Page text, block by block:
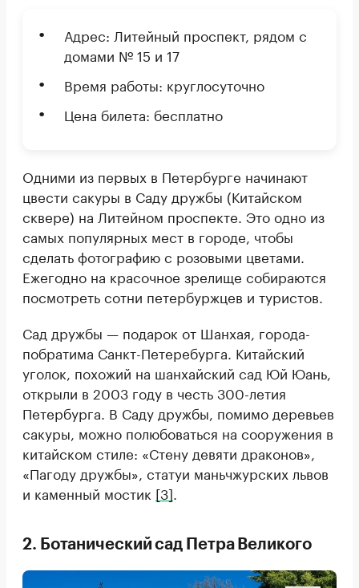
Адрес: Литейный проспект, рядом с
домами № 15 и 17
Время работы: круглосуточно
Цена билета: бесплатно
Одними из первых в Петербурге начинают
цвести сакуры в Саду дружбы (Китайском
сквере) на Литейном проспекте. Это одно из
самых популярных мест в городе, чтобы
сделать фотографию с розовыми цветами.
Ежегодно на красочное зрелище собираются
посмотреть сотни петербуржцев и туристов.
Сад дружбы — подарок от Шанхая, города-
побратима Санкт-Петеребурга. Китайский
уголок, похожий на шанхайский сад Юй Юань,
открыли в 2003 году в честь 300-летия
Петербурга. В Саду дружбы, помимо деревьев
сакуры, можно полюбоваться на сооружения в
китайском стиле: «Стену девяти драконов»,
«Пагоду дружбы», статуи маньчжурских львов
и каменный мостик [3]
2. Ботанический сад Петра Великого